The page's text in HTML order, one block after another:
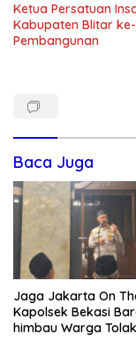
Ketua Persatuan
Kabupaten Blitar
Pembangunan
Baca Juga
Jaga Jakarta On
Kapolsek Bekasi
himbau Warga